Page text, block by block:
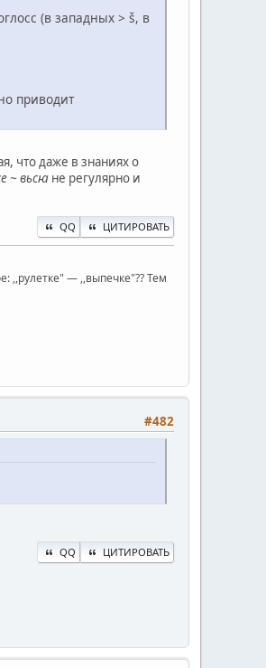
(в западных > š, в
приводит
что даже в знаниях о
~ вьсꙗ не регулярно и
QQ ЦИТИРОВАТЬ
,,рулетке" — ,,выпечке"?? Тем
#482
QQ ЦИТИРОВАТЬ